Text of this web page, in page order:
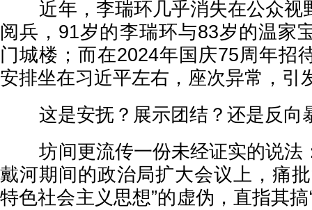
近年，李瑞环几乎消失在公众视
阅兵，91岁的李瑞环与83岁的温家
门城楼；而在2024年国庆75周年招
安排坐在习近平左右，座次异常，引
这是安抚？展示团结？还是反向
坊间更流传一份未经证实的说法
戴河期间的政治局扩大会议上，痛
特色社会主义思想”的虚伪，直指其